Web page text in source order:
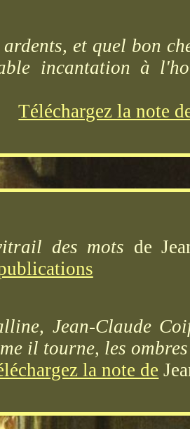
et quel bon
incantation à
Téléchargez la note
des mots de
Jean-Claude
il tourne, les
la note de